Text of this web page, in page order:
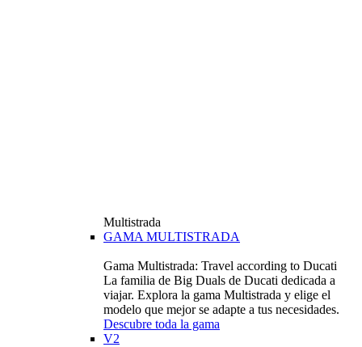
Multistrada
GAMA MULTISTRADA
Gama Multistrada: Travel according to Ducati
La familia de Big Duals de Ducati dedicada a
viajar. Explora la gama Multistrada y elige el
modelo que mejor se adapte a tus necesidades.
Descubre toda la gama
V2